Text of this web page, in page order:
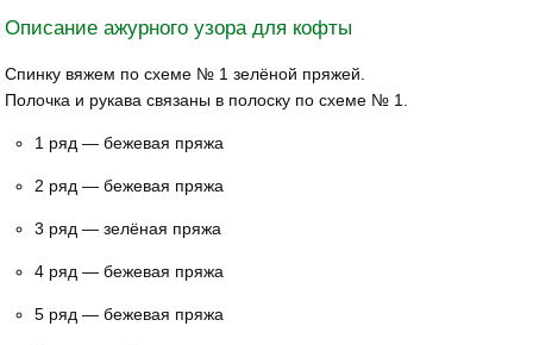
Описание ажурного узора для кофты
Спинку вяжем по схеме № 1 зелёной пряжей.
Полочка и рукава связаны в полоску по схеме № 1.
1 ряд — бежевая пряжа
2 ряд — бежевая пряжа
3 ряд — зелёная пряжа
4 ряд — бежевая пряжа
5 ряд — бежевая пряжа